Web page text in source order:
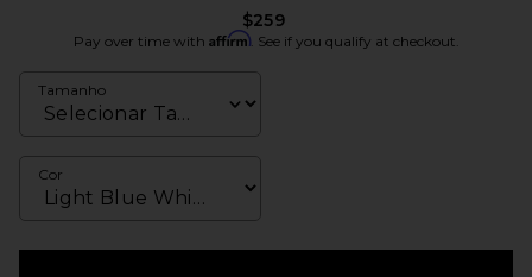
$259
Pay over time with Affirm. See if you qualify at checkout.
Tamanho
Cor